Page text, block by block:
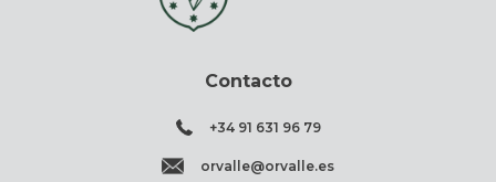
Contacto
+34 91 631 96 79
orvalle@orvalle.es